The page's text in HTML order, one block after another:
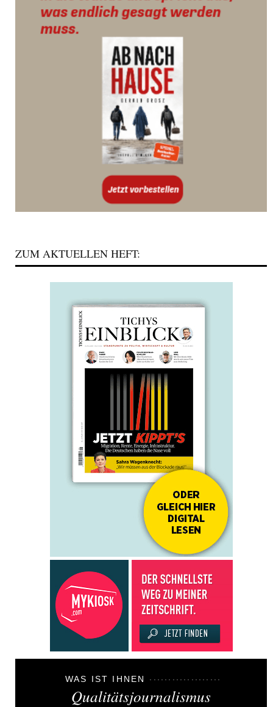
ZUM AKTUELLEN HEFT:
WAS IST IHNEN
Qualitätsjournalismus